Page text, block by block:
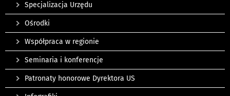
Specjalizacja Urzędu
Ośrodki
Współpraca w regionie
Seminaria i konferencje
Patronaty honorowe Dyrektora US